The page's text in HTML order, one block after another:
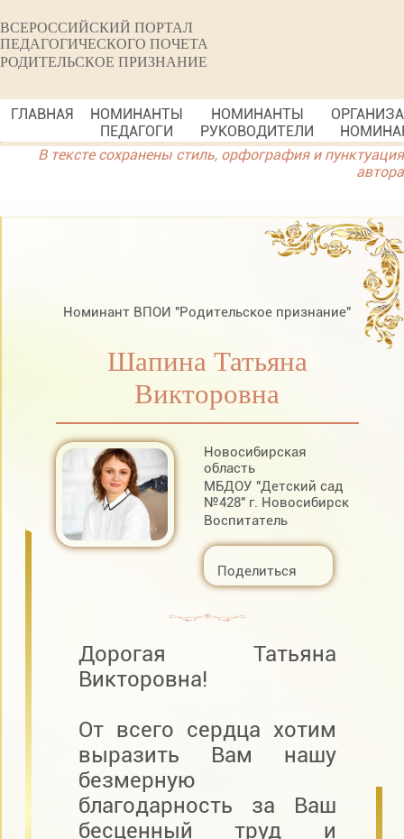
ВСЕРОССИЙСКИЙ ПОРТАЛ
ПЕДАГОГИЧЕСКОГО ПОЧЕТА
РОДИТЕЛЬСКОЕ ПРИЗНАНИЕ
ГЛАВНАЯ
НОМИНАНТЫ
ПЕДАГОГИ
НОМИНАНТЫ
РУКОВОДИТЕЛИ
В тексте сохранены стиль, орфография и пунктуация
автора
Номинант ВПОИ "Родительское признание"
Шапина Татьяна
Викторовна
Новосибирская
область
МБДОУ "Детский сад
№428" г. Новосибирск
Воспитатель
Поделиться
Дорогая Татьяна
Викторовна!
От всего сердца хотим
выразить Вам нашу
безмерную
благодарность за Ваш
бесценный труд и